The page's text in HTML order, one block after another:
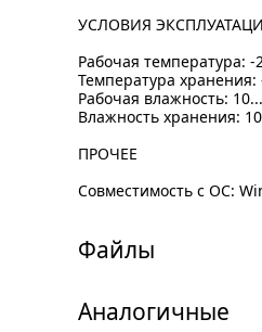
УСЛОВИЯ
Рабочая температура: -
Температура хранения:
Рабочая влажность:
Влажность хранения:
ПРОЧЕЕ
Совместимость с ОС:
Файлы
Аналогичные